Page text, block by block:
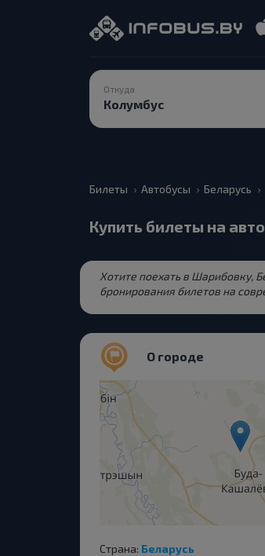
Откуда
Билеты Автобусы Беларусь
Купить билеты на
Хотите поехать в Шарибовку,
бронирования билетов на
О городе
Страна: Беларусь